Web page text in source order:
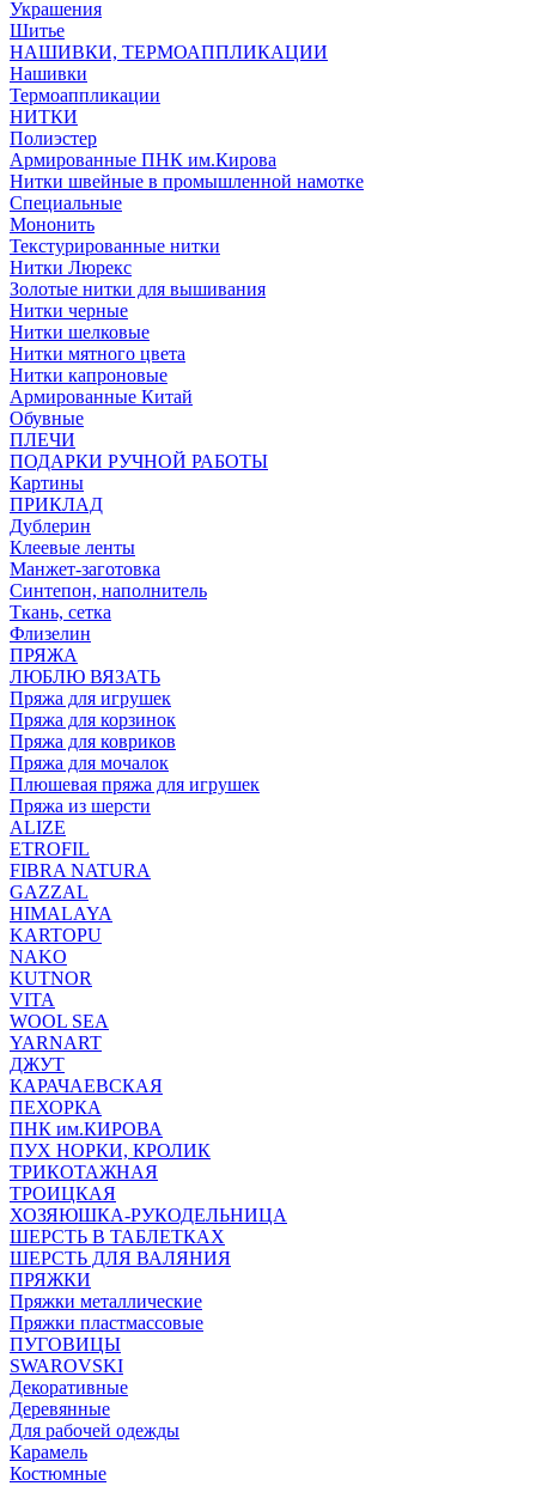
Украшения
Шитье
НАШИВКИ, ТЕРМОАППЛИКАЦИИ
Нашивки
Термоаппликации
НИТКИ
Полиэстер
Армированные ПНК им.Кирова
Нитки швейные в промышленной намотке
Специальные
Мононить
Текстурированные нитки
Нитки Люрекс
Золотые нитки для вышивания
Нитки черные
Нитки шелковые
Нитки мятного цвета
Нитки капроновые
Армированные Китай
Обувные
ПЛЕЧИ
ПОДАРКИ РУЧНОЙ РАБОТЫ
Картины
ПРИКЛАД
Дублерин
Клеевые ленты
Манжет-заготовка
Синтепон, наполнитель
Ткань, сетка
Флизелин
ПРЯЖА
ЛЮБЛЮ ВЯЗАТЬ
Пряжа для игрушек
Пряжа для корзинок
Пряжа для ковриков
Пряжа для мочалок
Плюшевая пряжа для игрушек
Пряжа из шерсти
ALIZE
ETROFIL
FIBRA NATURA
GAZZAL
HIMALAYA
KARTOPU
NAKO
KUTNOR
VITA
WOOL SEA
YARNART
ДЖУТ
КАРАЧАЕВСКАЯ
ПЕХОРКА
ПНК им.КИРОВА
ПУХ НОРКИ, КРОЛИК
ТРИКОТАЖНАЯ
ТРОИЦКАЯ
ХОЗЯЮШКА-РУКОДЕЛЬНИЦА
ШЕРСТЬ В ТАБЛЕТКАХ
ШЕРСТЬ ДЛЯ ВАЛЯНИЯ
ПРЯЖКИ
Пряжки металлические
Пряжки пластмассовые
ПУГОВИЦЫ
SWAROVSKI
Декоративные
Деревянные
Для рабочей одежды
Карамель
Костюмные